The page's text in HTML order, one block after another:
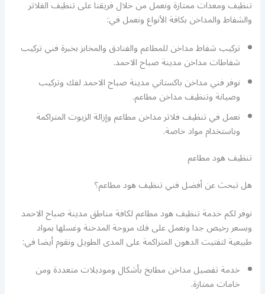
تنظيف ومعدات ممتازة ونعمل من خلال فريقنا على تنظيف الفلاتر
والشفاط والمداخن بكافة الأنواع ونعمل في:
تركيب شفاط مداخن للمطاعم والفنادق والمخابز بخبرة فني تركيب
شفاطات مداخن مدينة صباح الاحمد.
نوفر فني مداخن باكستاني مدينة صباح الاحمد لفك وتركيب
وصيانة وتنظيف مداخن مطاعم.
نعمل في تنظيف فلاتر مداخن مطاعم وإزالة الزيوت المتراكمة
وباستخدام مواد خاصة.
تنظيف هود مطاعم
هل تبحث عن أفضل فني تنظيف هود مطاعم؟
نوفر لكم خدمة تنظيف هود مطاعم لكافة مناطق مدينة صباح الاحمد
وبسعر رخيص جدا ونعمل على فك مروحة المدخنة وغسلها بمواد
طبيعية لتفتيت الدهون المتراكمة على المدى الطويل ونقوم أيضا في:
خدمة تفصيل مداخن مطابخ بأشكال وموديلات متعددة ومن
خامات ممتازة.